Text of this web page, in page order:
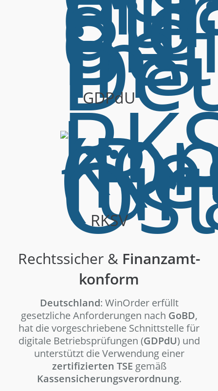
GDPdU
RKSV
Rechtssicher & Finanzamt-
konform
Deutschland: WinOrder erfüllt
gesetzliche Anforderungen nach GoBD,
hat die vorgeschriebene Schnittstelle für
digitale Betriebsprüfungen (GDPdU) und
unterstützt die Verwendung einer
zertifizierten TSE gemäß
Kassensicherungsverordnung.